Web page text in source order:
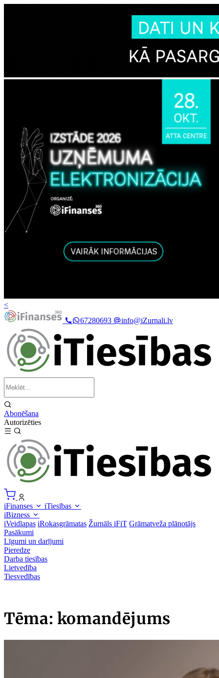
<
67280693
info@iZurnali.lv
Abonēšana
Autorizēties
iFinanses
iTiesības
iBizness
iVeidlapas iRokasgrāmatas Žurnāls iFiT Grāmatveža plānotājs
Pasākumi
Līgumi un darījumi
Pieredze
Darba tiesības
Lietvedība
Tiesvedības
Tēma: komandējums